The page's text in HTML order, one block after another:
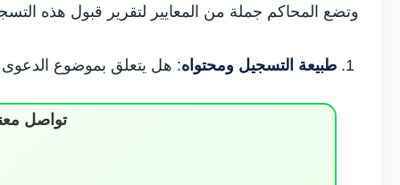
وتضع المحاكم جملة من المعايير لتقرير قبول هذه
طبيعة التسجيل ومحتواه: هل يتعلق بموضوع
تواصل